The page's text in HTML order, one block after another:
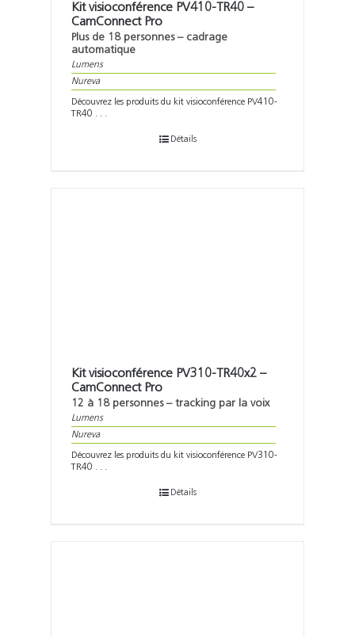
Kit visioconférence PV410-TR40 –
CamConnect Pro
Plus de 18 personnes – cadrage
automatique
Lumens
Nureva
Découvrez les produits du kit visioconférence PV410-
TR40 . . .
Détails
Kit visioconférence PV310-TR40x2 –
CamConnect Pro
12 à 18 personnes – tracking par la voix
Lumens
Nureva
Découvrez les produits du kit visioconférence PV310-
TR40 . . .
Détails